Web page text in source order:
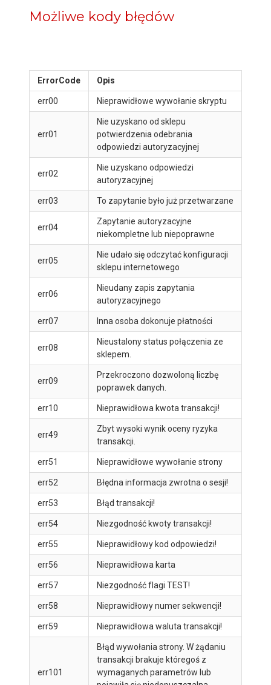
Możliwe kody błędów
ErrorCode Opis
err00 Nieprawidłowe wywołanie skryptu
err01
Nie uzyskano od sklepu
potwierdzenia odebrania
odpowiedzi autoryzacyjnej
err02
Nie uzyskano odpowiedzi
autoryzacyjnej
err03 To zapytanie było już przetwarzane
err04
Zapytanie autoryzacyjne
niekompletne lub niepoprawne
err05
Nie udało się odczytać konfiguracji
sklepu internetowego
err06
Nieudany zapis zapytania
autoryzacyjnego
err07 Inna osoba dokonuje płatności
err08
Nieustalony status połączenia ze
sklepem.
err09
Przekroczono dozwoloną liczbę
poprawek danych.
err10 Nieprawidłowa kwota transakcji!
err49
Zbyt wysoki wynik oceny ryzyka
transakcji.
err51 Nieprawidłowe wywołanie strony
err52 Błędna informacja zwrotna o sesji!
err53 Błąd transakcji!
err54 Niezgodność kwoty transakcji!
err55 Nieprawidłowy kod odpowiedzi!
err56 Nieprawidłowa karta
err57 Niezgodność flagi TEST!
err58 Nieprawidłowy numer sekwencji!
err59 Nieprawidłowa waluta transakcji!
err101
Błąd wywołania strony. W żądaniu
transakcji brakuje któregoś z
wymaganych parametrów lub